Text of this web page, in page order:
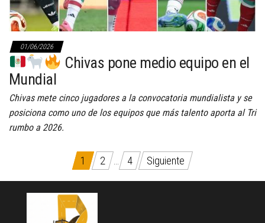
01/06/2026
Chivas pone medio equipo en el
Mundial
Chivas mete cinco jugadores a la convocatoria mundialista y se
posiciona como uno de los equipos que más talento aporta al Tri
rumbo a 2026.
Paginación
de
entradas
1 2 4 Siguiente